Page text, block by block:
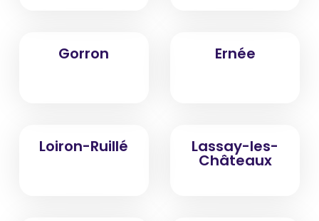
Gorron Ernée
Loiron-Ruillé Lassay-les-
Châteaux